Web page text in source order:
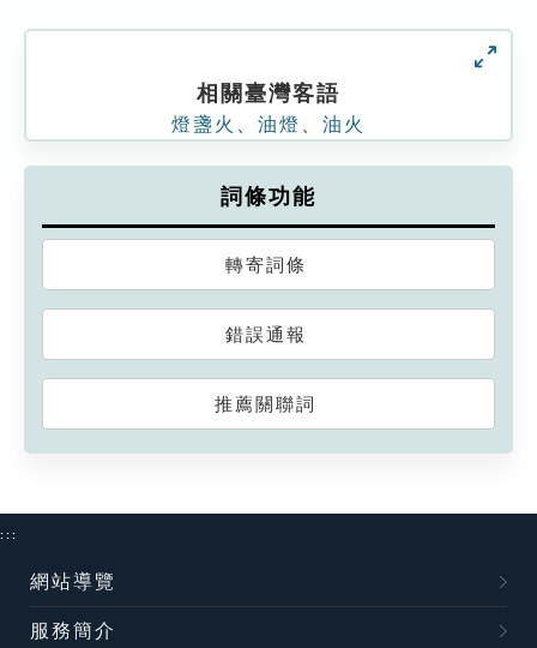
相關臺灣客語
燈盞火 油燈 油火
詞條功能
轉寄詞條
錯誤通報
推薦關聯詞
:::
網站導覽
服務簡介